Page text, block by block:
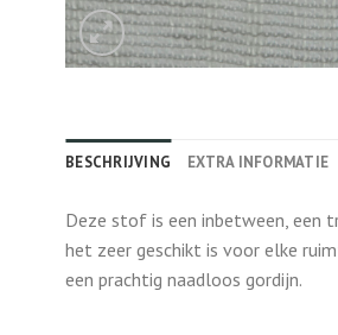
BESCHRIJVING EXTRA INFORMATIE
Deze stof is een inbetween, een
het zeer geschikt is voor elke
een prachtig naadloos gordijn.